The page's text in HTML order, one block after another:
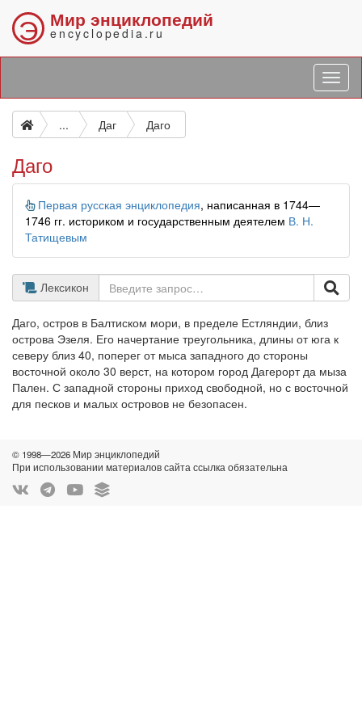
Э Мир энциклопедий
encyclopedia.ru
... Даг Даго
Даго
Информация
Первая русская энциклопедия, написанная в 1744—
1746 гг. историком и государственным деятелем В. Н.
Татищевым
Лексикон
Даго, остров в Балтиском мори, в пределе Естляндии, близ
острова Эзеля. Его начертание треугольника, длины от юга к
северу близ 40, поперег от мыса западного до стороны
восточной около 30 верст, на котором город Дагерорт да мыза
Пален. С западной стороны приход свободной, но с восточной
для песков и малых островов не безопасен.
© 1998—2026 Мир энциклопедий
При использовании материалов сайта ссылка обязательна